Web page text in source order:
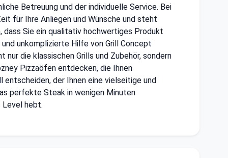
Betreuung und der individuelle Service. Bei
für Ihre Anliegen und Wünsche und steht
dass Sie ein qualitativ hochwertiges Produkt
unkomplizierte Hilfe von Grill Concept
die klassischen Grills und Zubehör, sondern
Pizzaöfen entdecken, die Ihnen
entscheiden, der Ihnen eine vielseitige und
perfekte Steak in wenigen Minuten
Level hebt.